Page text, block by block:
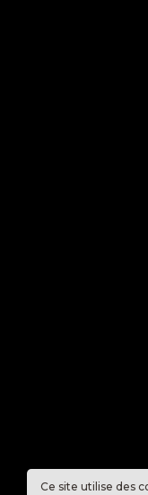
Ce site utilise des